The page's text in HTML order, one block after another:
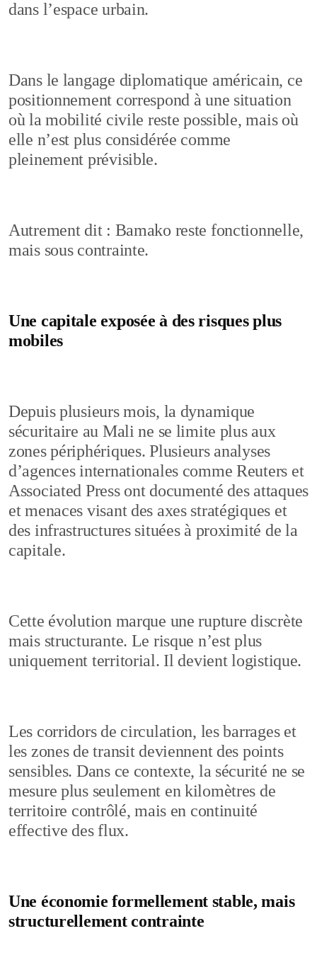
dans l’espace urbain.
Dans le langage diplomatique américain, ce
positionnement correspond à une situation
où la mobilité civile reste possible, mais où
elle n’est plus considérée comme
pleinement prévisible.
Autrement dit : Bamako reste fonctionnelle,
mais sous contrainte.
Une capitale exposée à des risques plus
mobiles
Depuis plusieurs mois, la dynamique
sécuritaire au Mali ne se limite plus aux
zones périphériques. Plusieurs analyses
d’agences internationales comme Reuters et
Associated Press ont documenté des attaques
et menaces visant des axes stratégiques et
des infrastructures situées à proximité de la
capitale.
Cette évolution marque une rupture discrète
mais structurante. Le risque n’est plus
uniquement territorial. Il devient logistique.
Les corridors de circulation, les barrages et
les zones de transit deviennent des points
sensibles. Dans ce contexte, la sécurité ne se
mesure plus seulement en kilomètres de
territoire contrôlé, mais en continuité
effective des flux.
Une économie formellement stable, mais
structurellement contrainte